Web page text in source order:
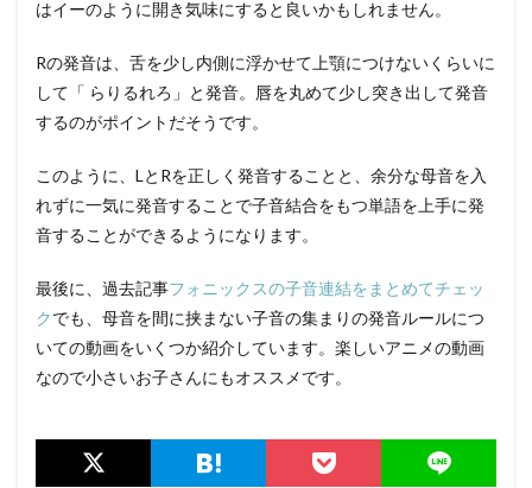
はイーのように開き気味にすると良いかもしれません。
Rの発音は、舌を少し内側に浮かせて上顎につけないくらいに
して「 らりるれろ」と発音。唇を丸めて少し突き出して発音
するのがポイントだそうです。
このように、LとRを正しく発音することと、余分な母音を入
れずに一気に発音することで子音結合をもつ単語を上手に発
音することができるようになります。
最後に、過去記事フォニックスの子音連結をまとめてチェッ
クでも、母音を間に挟まない子音の集まりの発音ルールにつ
いての動画をいくつか紹介しています。楽しいアニメの動画
なので小さいお子さんにもオススメです。